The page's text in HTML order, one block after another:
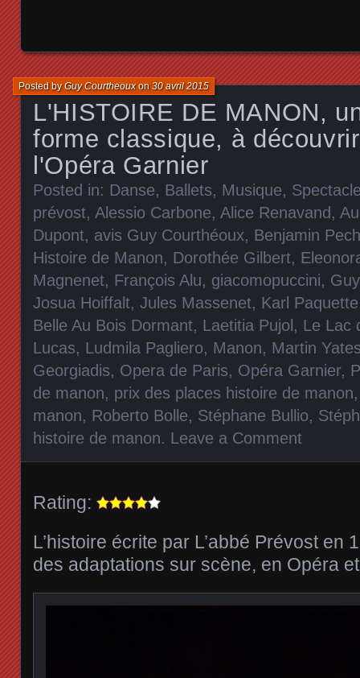
L'HISTOIRE DE MANON,
forme classique, à
l'Opéra Garnier
Posted byGuy Courtheouxon30 avril 2015
Posted in: Danse, Ballets, Musique,
prévost, Alessio Carbone, Alice Renavand ,
Dupont, avis Guy Courthéoux, Benjamin Pech
Histoire de Manon, Dorothée Gilbert,
Magnenet, François Alu, giacomopuccini,
Josua Hoiffalt, Jules Massenet, Karl Paquette
Belle Au Bois Dormant, Laetitia Pujol , Le Lac
Lucas, Ludmila Pagliero, Manon, Martin
Georgiadis, Opera de Paris, Opéra Garnier,
de manon, prix des places histoire de manon
manon, Roberto Bolle, Stéphane Bullio,
histoire de manon. Leave a Comment
Rating:
L’histoire écrite par L’abbé Prévost en
des adaptations sur scène, en Opéra